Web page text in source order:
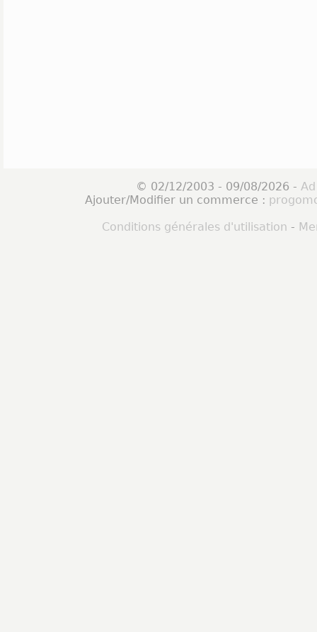
© 02/12/2003 - 09/08/2026 -
Ajouter/Modifier un commerce :
Conditions générales d'utilisation -